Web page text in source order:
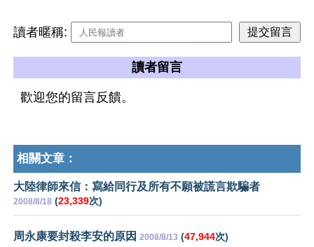
讀者暱稱:
讀者留言
歡迎您的留言反饋。
相關文章：
大陸律師來信：寫給同行及所有不願被謊言欺騙者
2008/8/18 (23,339次)
周永康要封殺李安的原因 2008/8/13 (47,944次)